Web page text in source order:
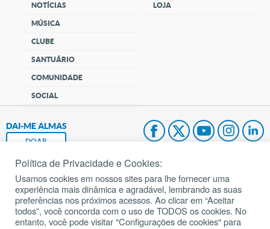
NOTÍCIAS
MÚSICA
CLUBE
SANTUÁRIO
COMUNIDADE
SOCIAL
LOJA
DAI-ME ALMAS
DOAR
Fundação João Paulo II
Pedido de Oração
Mapa do site
Política de Privacidade e Cookies:
Usamos cookies em nossos sites para lhe fornecer uma
experiência mais dinâmica e agradável, lembrando as suas
preferências nos próximos acessos. Ao clicar em “Aceitar
todos”, você concorda com o uso de TODOS os cookies. No
entanto, você pode visitar "Configurações de cookies" para